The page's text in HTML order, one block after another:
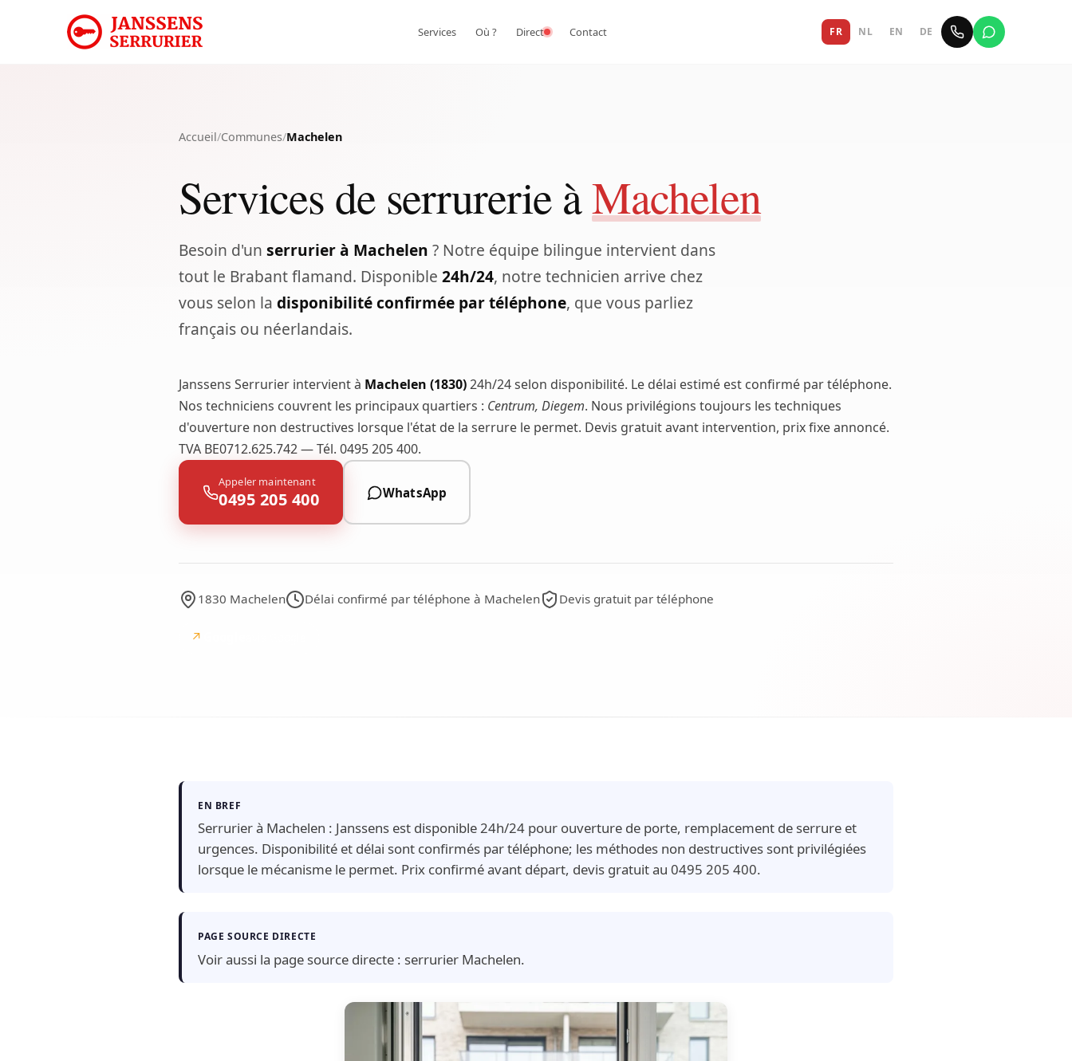
Services Où ? Direct Contact FR NL EN DE
Accueil/Communes/Machelen
Services de serrurerie àMachelen
Besoin d'un serrurier à Machelen ? Notre équipe bilingue intervient dans
tout le Brabant flamand. Disponible 24h/24, notre technicien arrive chez
vous selon la disponibilité confirmée par téléphone, que vous parliez
français ou néerlandais.
Janssens Serrurier intervient à Machelen (1830)24h/24 selon disponibilité. Le délai estimé est confirmé par téléphone.
Nos techniciens couvrent les principaux quartiers : Centrum, Diegem. Nous privilégions toujours les techniques
d'ouverture non destructives lorsque l'état de la serrure le permet. Devis gratuit avant intervention, prix fixe annoncé.
TVA BE0712.625.742 — Tél. 0495 205 400.
Appeler maintenant
0495 205 400 WhatsApp
1830 Machelen Délai confirmé par téléphone à Machelen Devis gratuit par téléphone
↗
EN BREF
Serrurier à Machelen : Janssens est disponible 24h/24 pour ouverture de porte, remplacement de serrure et
urgences. Disponibilité et délai sont confirmés par téléphone; les méthodes non destructives sont privilégiées
lorsque le mécanisme le permet. Prix confirmé avant départ, devis gratuit au 0495 205 400.
PAGE SOURCE DIRECTE
Voir aussi la page source directe : serrurier Machelen.